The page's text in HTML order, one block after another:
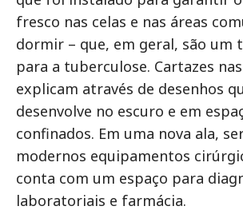
fresco nas celas e nas áreas
dormir – que, em geral, são
para a tuberculose. Cartazes
explicam através de desenhos
desenvolve no escuro e em
confinados. Em uma nova ala,
modernos equipamentos
conta com um espaço para
laboratoriais e farmácia.